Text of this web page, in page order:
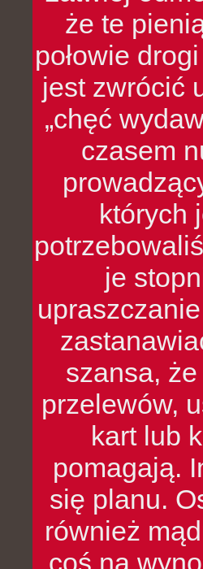
że te
połowie
jest zwrócić
„chęć
czasem
których
je
szansa,
przelewów,
kart lub
pomagają.
się planu.
również
coś na